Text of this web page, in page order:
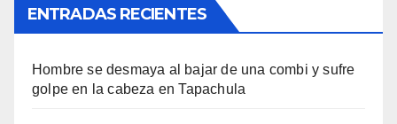
ENTRADAS RECIENTES
Hombre se desmaya al bajar de una combi y sufre
golpe en la cabeza en Tapachula